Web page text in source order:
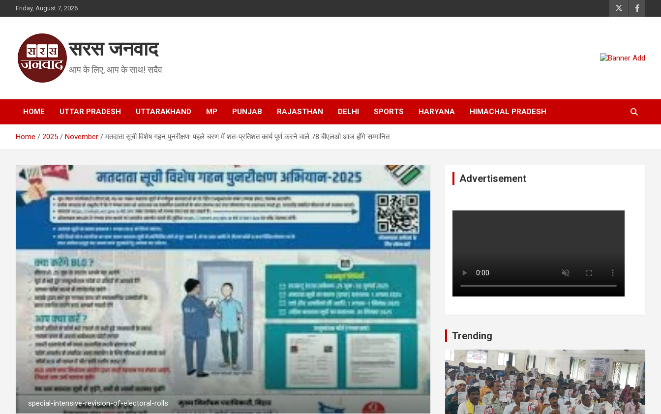
to
Friday, August 7, 2026
सरस जनवाद
आप के लिए, आप के साथ! सदैव
HOME UTTAR PRADESH UTTARAKHAND MP PUNJAB RAJASTHAN DELHI SPORTS HARYANA HIMACHAL PRADESH
Home 2025 November मतदाता सूची विशेष गहन पुनरीक्षण: पहले चरण में शत-प्रतिशत कार्य पूर्ण करने वाले 78 बीएलओ आज होंगे सम्मानित
special-intensive-revision-of-electoral-rolls
Advertisement
Trending